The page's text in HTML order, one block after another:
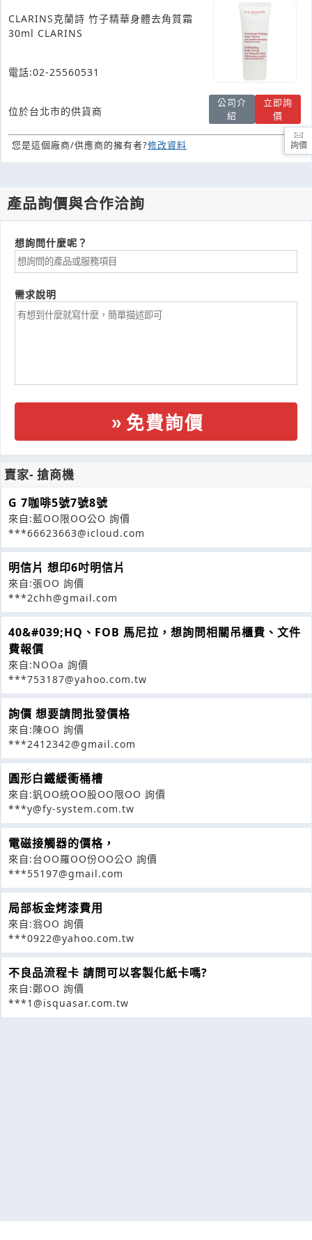
CLARINS克蘭詩 竹子精華身體去角質霜
30ml CLARINS
電話:02-25560531
位於台北市的供貨商
公司介
紹
立即詢
價
您是這個廠商/供應商的擁有者?修改資料
產品詢價與合作洽詢
想詢問什麼呢？
需求說明
免費詢價
賣家- 搶商機
G 7咖啡5號7號8號
來自:藍OO限OO公O 詢價
***66623663@icloud.com
明信片 想印6吋明信片
來自:張OO 詢價
***2chh@gmail.com
40&#039;HQ、FOB 馬尼拉，想詢問相關吊櫃費、文件
費報價
來自:NOOa 詢價
***753187@yahoo.com.tw
詢價 想要請問批發價格
來自:陳OO 詢價
***2412342@gmail.com
圓形白鐵緩衝桶槽
來自:釩OO統OO股OO限OO 詢價
***y@fy-system.com.tw
電磁接觸器的價格，
來自:台OO羅OO份OO公O 詢價
***55197@gmail.com
局部板金烤漆費用
來自:翁OO 詢價
***0922@yahoo.com.tw
不良品流程卡 請問可以客製化紙卡嗎?
來自:鄭OO 詢價
***1@isquasar.com.tw
詢價